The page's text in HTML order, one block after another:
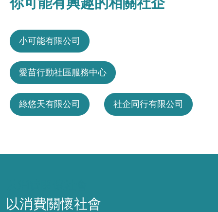
小可能有限公司
愛苗行動社區服務中心
綠悠天有限公司 社企同行有限公司
以消費關懷社會